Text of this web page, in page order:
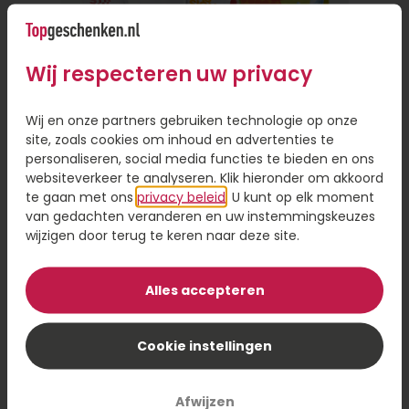
alleen gemakkelijk, want je hoeft de deur niet uit,
maar het bespaart je ook veel tijd. Je hoeft geen
te leggen als de persoon ver weg woont.
Persoonlijke touch toevoegen aan
cadeau
Online een cadeautje versturen is handig, omdat
je de keuze hebt uit een ruim assortiment en je
hoeft niet gehaast een beslissing te nemen. Even
scrollen door het assortiment en een cadeau
sturen op het moment dat voor jou uitkomt. Wil
je een cadeau bezorgen, maar wel iets
persoonlijks toevoegen? Laat je cadeau dan
cadeau. Dit geeft een persoonlijk tintje en maakt
8,95
Bestel
Wij respecteren uw privacy
Wij en onze partners gebruiken technologie op onze
site, zoals cookies om inhoud en advertenties te
personaliseren, social media functies te bieden en ons
websiteverkeer te analyseren. Klik hieronder om akkoord
te gaan met ons privacy beleid . U kunt op elk moment
van gedachten veranderen en uw instemmingskeuzes
wijzigen door terug te keren naar deze site.
Alles accepteren
Cookie instellingen
Afwijzen